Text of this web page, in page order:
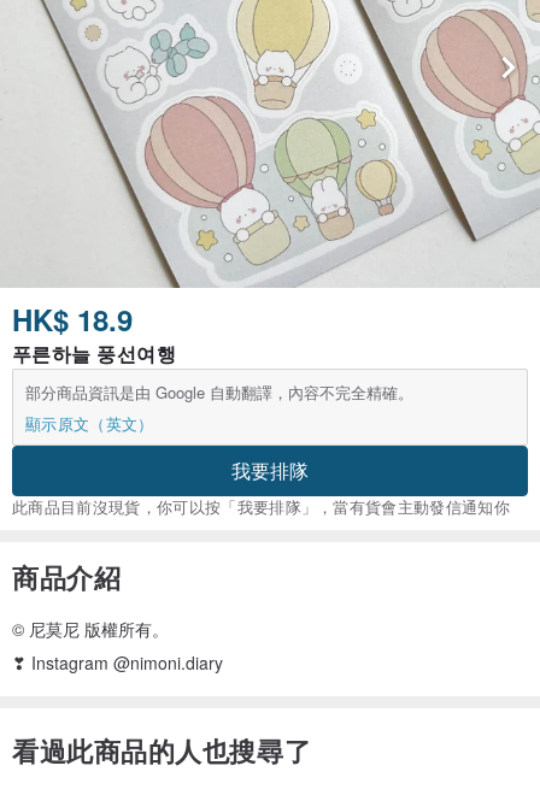
HK$ 18.9
푸른하늘 풍선여행
部分商品資訊是由 Google 自動翻譯，內容不完全精確。
顯示原文（英文）
我要排隊
此商品目前沒現貨，你可以按「我要排隊」，當有貨會主動發信通知你
商品介紹
© 尼莫尼 版權所有。
❣ Instagram @nimoni.diary
看過此商品的人也搜尋了